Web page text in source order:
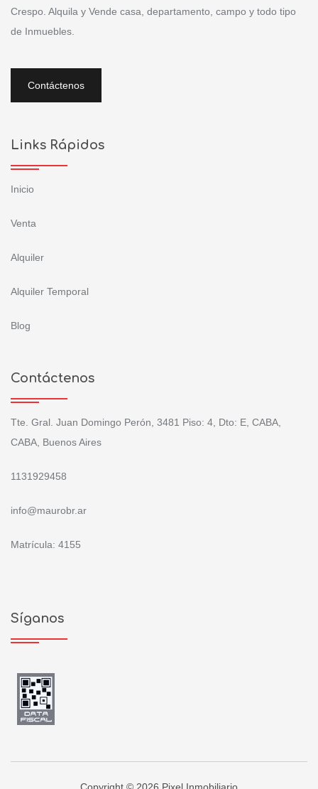
Crespo. Alquila y Vende casa, departamento, campo y todo tipo
de Inmuebles.
Contáctenos
Links Rápidos
Inicio
Venta
Alquiler
Alquiler Temporal
Blog
Contáctenos
Tte. Gral. Juan Domingo Perón, 3481 Piso: 4, Dto: E, CABA,
CABA, Buenos Aires
1131929458
info@maurobr.ar
Matrícula: 4155
Síganos